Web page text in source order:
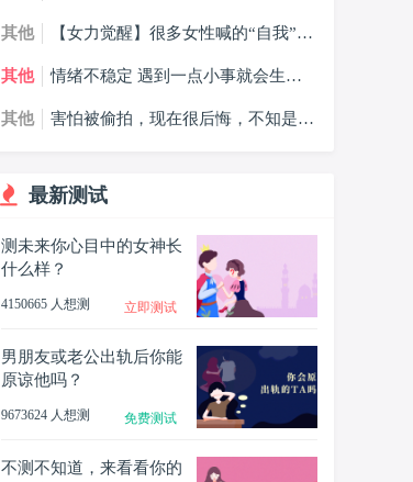
其他
【女力觉醒】很多女性喊的“自我”，
其他
情绪不稳定 遇到一点小事就会生气
其他
害怕被偷拍，现在很后悔，不知是否
最新测试
测未来你心目中的女神长
什么样？
4150665 人想测 立即测试
男朋友或老公出轨后你能
原谅他吗？
9673624 人想测 免费测试
不测不知道，来看看你的